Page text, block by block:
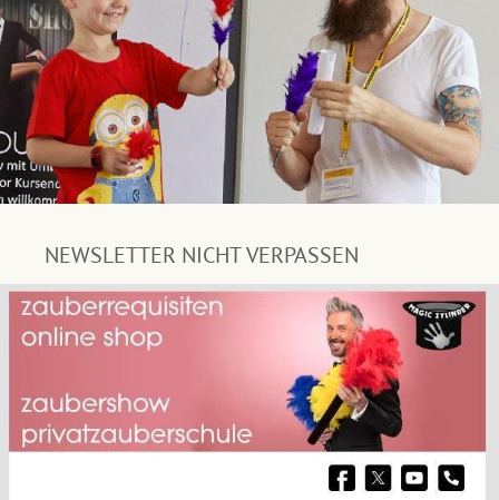
NEWSLETTER NICHT VERPASSEN